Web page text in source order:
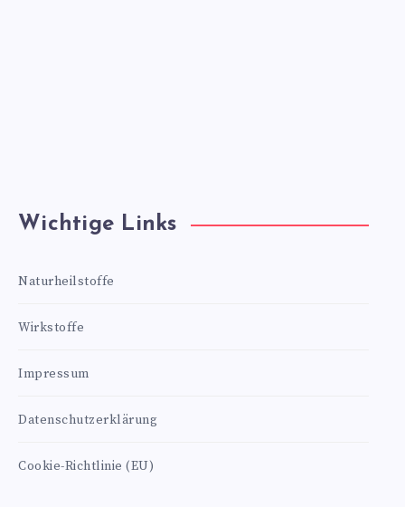
Wichtige Links
Naturheilstoffe
Wirkstoffe
Impressum
Datenschutzerklärung
Cookie-Richtlinie (EU)